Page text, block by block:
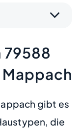
79588
gibt es
die